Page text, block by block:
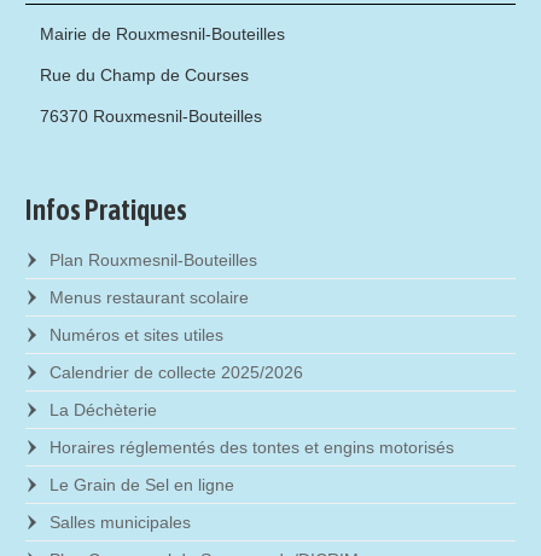
Mairie de Rouxmesnil-Bouteilles
Rue du Champ de Courses
76370 Rouxmesnil-Bouteilles
Infos Pratiques
Plan Rouxmesnil-Bouteilles
Menus restaurant scolaire
Numéros et sites utiles
Calendrier de collecte 2025/2026
La Déchèterie
Horaires réglementés des tontes et engins motorisés
Le Grain de Sel en ligne
Salles municipales